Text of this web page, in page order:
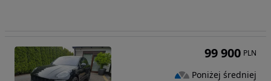
99 900 PLN
Poniżej średniej